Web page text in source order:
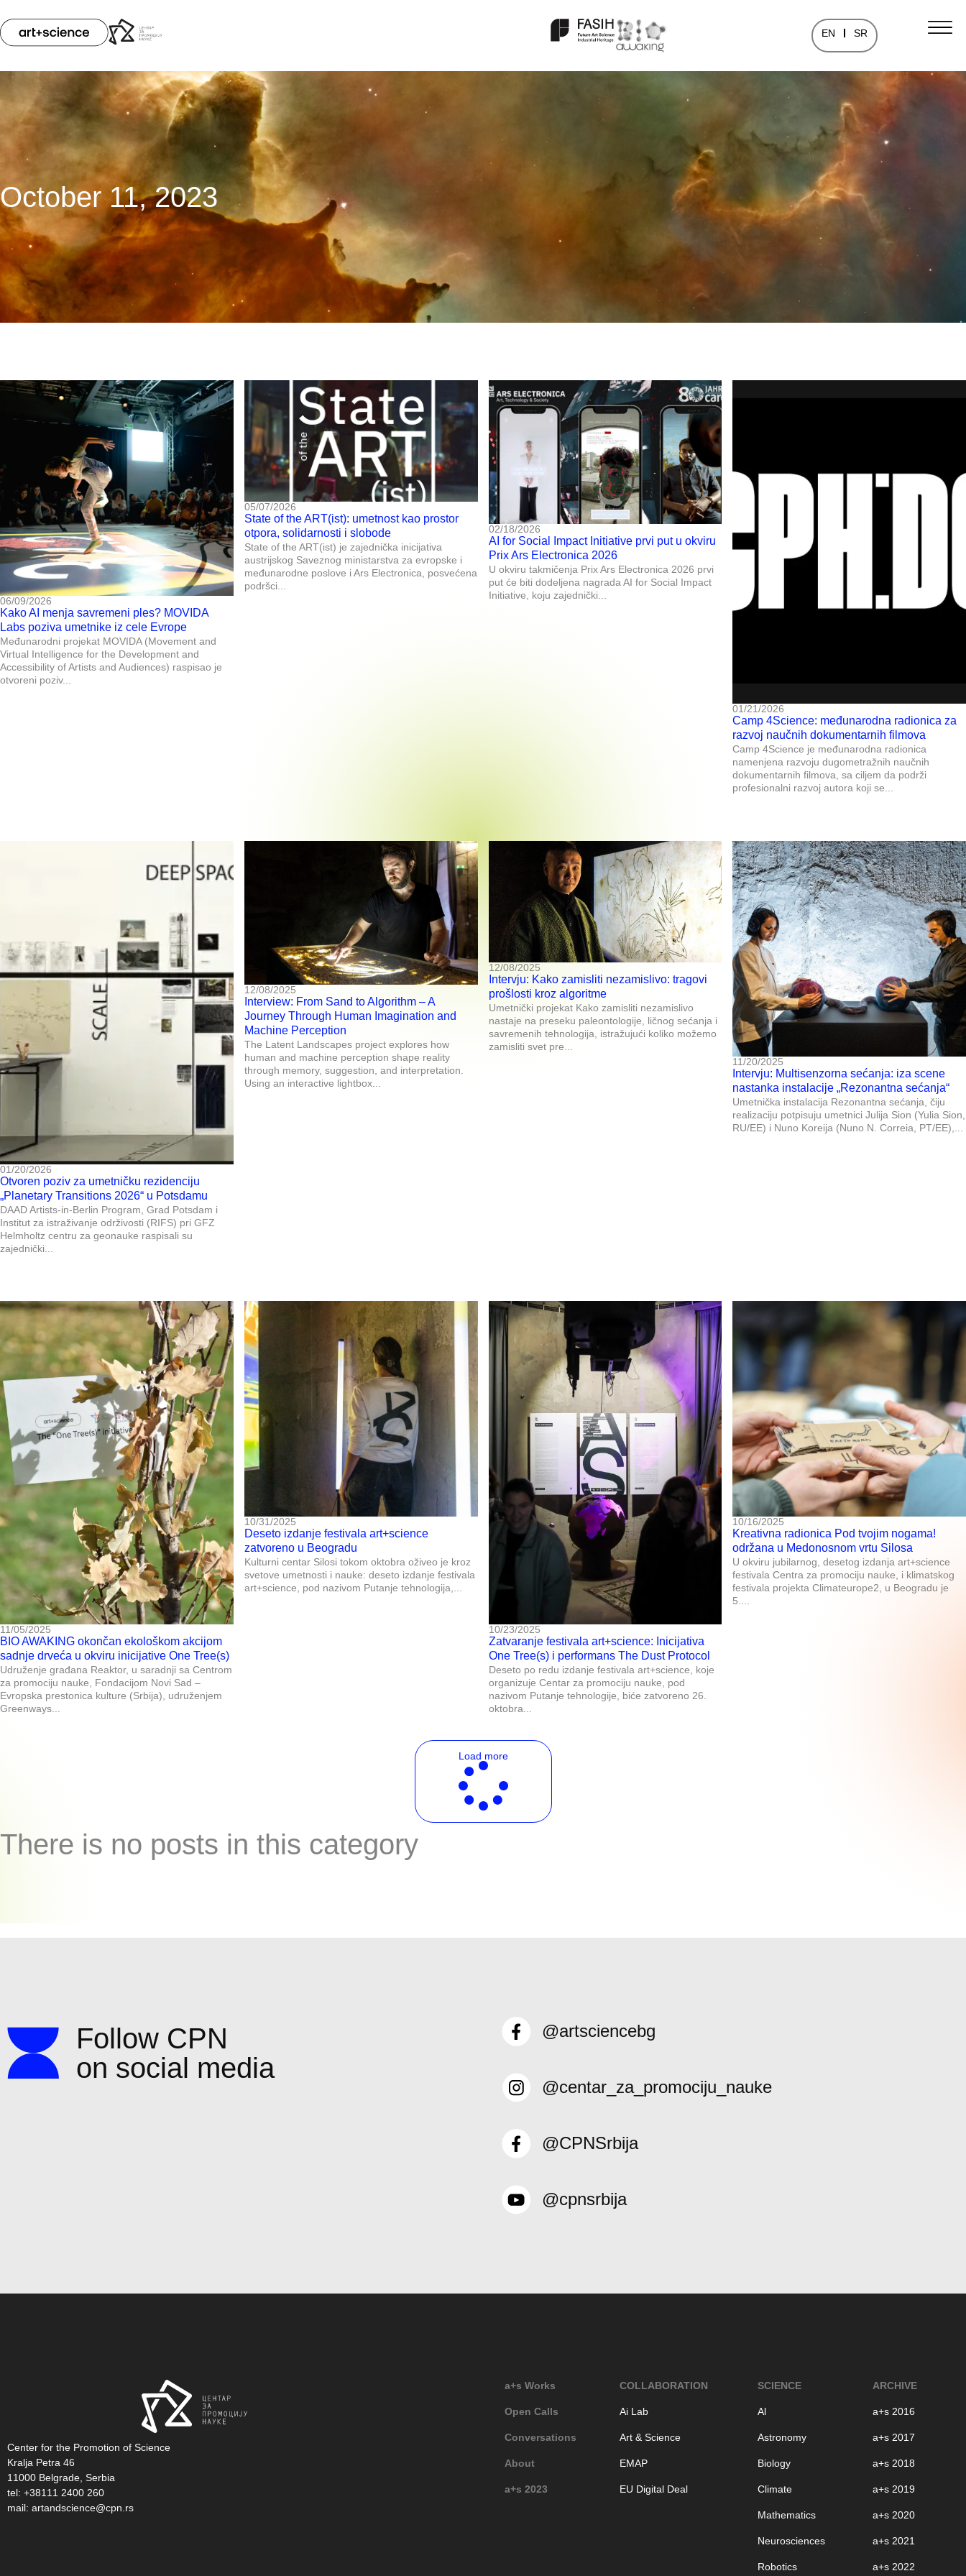
EN SR
October 11, 2023
06/09/2026
Kako AI menja savremeni ples? MOVIDA
Labs poziva umetnike iz cele Evrope
Međunarodni projekat MOVIDA (Movement and
Virtual Intelligence for the Development and
Accessibility of Artists and Audiences) raspisao je
otvoreni poziv...
05/07/2026
State of the ART(ist): umetnost kao prostor
otpora, solidarnosti i slobode
State of the ART(ist) je zajednička inicijativa
austrijskog Saveznog ministarstva za evropske i
međunarodne poslove i Ars Electronica, posvećena
podršci...
02/18/2026
AI for Social Impact Initiative prvi put u okviru
Prix Ars Electronica 2026
U okviru takmičenja Prix Ars Electronica 2026 prvi
put će biti dodeljena nagrada AI for Social Impact
Initiative, koju zajednički...
01/21/2026
Camp 4Science: međunarodna radionica za
razvoj naučnih dokumentarnih filmova
Camp 4Science je međunarodna radionica
namenjena razvoju dugometražnih naučnih
dokumentarnih filmova, sa ciljem da podrži
profesionalni razvoj autora koji se...
01/20/2026
Otvoren poziv za umetničku rezidenciju
„Planetary Transitions 2026“ u Potsdamu
DAAD Artists-in-Berlin Program, Grad Potsdam i
Institut za istraživanje održivosti (RIFS) pri GFZ
Helmholtz centru za geonauke raspisali su
zajednički...
12/08/2025
Interview: From Sand to Algorithm – A
Journey Through Human Imagination and
Machine Perception
The Latent Landscapes project explores how
human and machine perception shape reality
through memory, suggestion, and interpretation.
Using an interactive lightbox...
12/08/2025
Intervju: Kako zamisliti nezamislivo: tragovi
prošlosti kroz algoritme
Umetnički projekat Kako zamisliti nezamislivo
nastaje na preseku paleontologije, ličnog sećanja i
savremenih tehnologija, istražujući koliko možemo
zamisliti svet pre...
11/20/2025
Intervju: Multisenzorna sećanja: iza scene
nastanka instalacije „Rezonantna sećanja“
Umetnička instalacija Rezonantna sećanja, čiju
realizaciju potpisuju umetnici Julija Sion (Yulia Sion,
RU/EE) i Nuno Koreija (Nuno N. Correia, PT/EE),...
11/05/2025
BIO AWAKING okončan ekološkom akcijom
sadnje drveća u okviru inicijative One Tree(s)
Udruženje građana Reaktor, u saradnji sa Centrom
za promociju nauke, Fondacijom Novi Sad –
Evropska prestonica kulture (Srbija), udruženjem
Greenways...
10/31/2025
Deseto izdanje festivala art+science
zatvoreno u Beogradu
Kulturni centar Silosi tokom oktobra oživeo je kroz
svetove umetnosti i nauke: deseto izdanje festivala
art+science, pod nazivom Putanje tehnologija,...
10/23/2025
Zatvaranje festivala art+science: Inicijativa
One Tree(s) i performans The Dust Protocol
Deseto po redu izdanje festivala art+science, koje
organizuje Centar za promociju nauke, pod
nazivom Putanje tehnologije, biće zatvoreno 26.
oktobra...
10/16/2025
Kreativna radionica Pod tvojim nogama!
održana u Medonosnom vrtu Silosa
U okviru jubilarnog, desetog izdanja art+science
festivala Centra za promociju nauke, i klimatskog
festivala projekta Climateurope2, u Beogradu je
5....
Load more
There is no posts in this category
Follow CPN
on social media
@artsciencebg
@centar_za_promociju_nauke
@CPNSrbija
@cpnsrbija
Center for the Promotion of Science
Kralja Petra 46
11000 Belgrade, Serbia
tel: +38111 2400 260
mail: artandscience@cpn.rs
a+s Works
Open Calls
Conversations
About
a+s 2023
COLLABORATION
Ai Lab
Art & Science
EMAP
EU Digital Deal
SCIENCE
Al
Astronomy
Biology
Climate
Mathematics
Neurosciences
Robotics
ARCHIVE
a+s 2016
a+s 2017
a+s 2018
a+s 2019
a+s 2020
a+s 2021
a+s 2022